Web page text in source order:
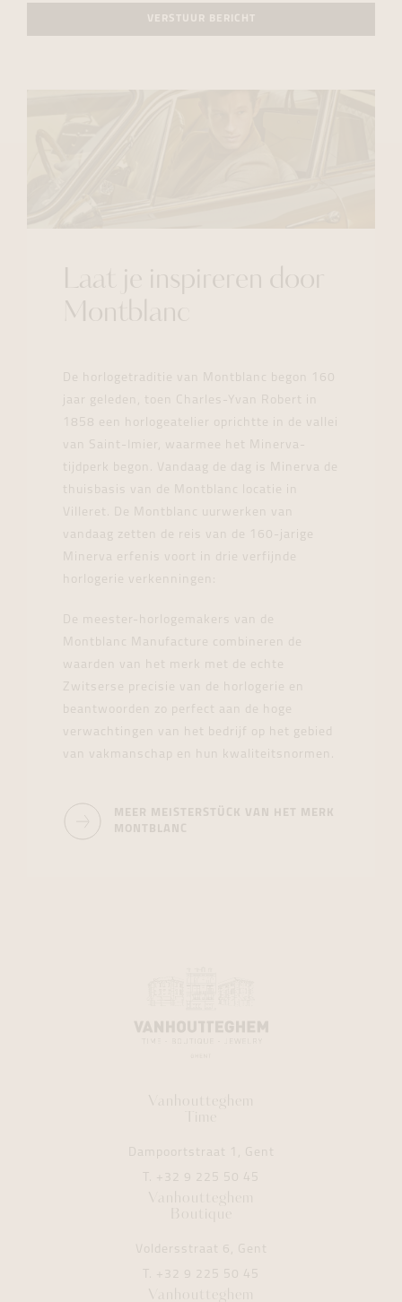
VERSTUUR BERICHT
Laat je inspireren door
Montblanc
De horlogetraditie van Montblanc begon 160
jaar geleden, toen Charles-Yvan Robert in
1858 een horlogeatelier oprichtte in de vallei
van Saint-Imier, waarmee het Minerva-
tijdperk begon. Vandaag de dag is Minerva de
thuisbasis van de Montblanc locatie in
Villeret. De Montblanc uurwerken van
vandaag zetten de reis van de 160-jarige
Minerva erfenis voort in drie verfijnde
horlogerie verkenningen:
De meester-horlogemakers van de
Montblanc Manufacture combineren de
waarden van het merk met de echte
Zwitserse precisie van de horlogerie en
beantwoorden zo perfect aan de hoge
verwachtingen van het bedrijf op het gebied
van vakmanschap en hun kwaliteitsnormen.
MEER MEISTERSTÜCK VAN HET MERK
MONTBLANC
Vanhoutteghem
Time
Dampoortstraat 1, Gent
T. +32 9 225 50 45
Vanhoutteghem
Boutique
Voldersstraat 6, Gent
T. +32 9 225 50 45
Vanhoutteghem